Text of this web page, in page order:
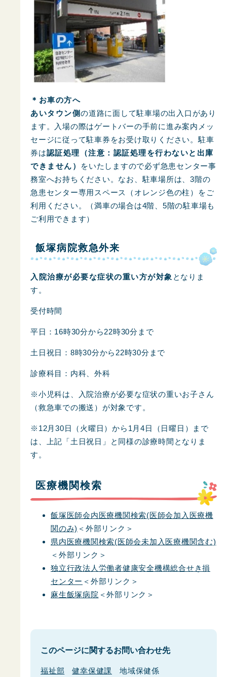
＊お車の方へ
あいタウン側の道路に面して駐車場の出入口があり
ます。入場の際はゲートバーの手前に進み案内メッ
セージに従って駐車券をお受け取りください。駐車
券は認証処理（注意：認証処理を行わないと出庫
できません）
をいたしますので必ず急患センター事
務室へお持ちください。なお、駐車場所は、3階の
急患センター専用スペース（オレンジ色の柱）をご
利用ください。（満車の場合は4階、5階の駐車場も
ご利用できます）
飯塚病院救急外来
入院治療が必要な症状の重い方が対象 となりま
す。
受付時間
平日：16時30分から22時30分まで
土日祝日：8時30分から22時30分まで
診療科目：内科、外科
※小児科は、入院治療が必要な症状の重いお子さん
（救急車での搬送）が対象です。
※12月30日（火曜日）から1月4日（日曜日）まで
は、上記「土日祝日」と同様の診療時間となりま
す。
医療機関検索
飯塚医師会内医療機関検索(医師会加入医療機
関のみ) ＜外部リンク＞
県内医療機関検索(医師会未加入医療機関含む)
＜外部リンク＞
独立行政法人労働者健康安全機構総合せき損
センター ＜外部リンク＞
麻生飯塚病院 ＜外部リンク＞
このページに関するお問い合わせ先
福祉部 健幸保健課 地域保健係